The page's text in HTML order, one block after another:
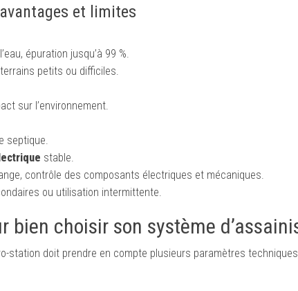
et limites
épuration jusqu’à 99 %.
petits ou difficiles.
sur l’environnement.
septique.
stable.
contrôle des composants électriques et mécaniques.
ou utilisation intermittente.
bien choisir son système
station doit prendre en compte plusieurs paramètres